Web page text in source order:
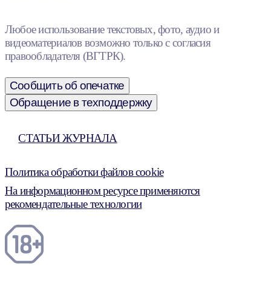
Любое использование текстовых, фото, аудио и
видеоматериалов возможно только с согласия
правообладателя (ВГТРК).
Сообщить об опечатке
Обращение в техподдержку
СТАТЬИ ЖУРНАЛА
Политика обработки файлов cookie
На информационном ресурсе применяются
рекомендательные технологии